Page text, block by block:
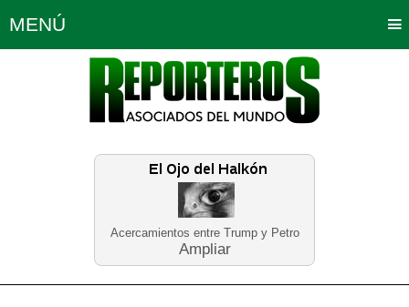
Acercamientos entre Trump y Petro
Ampliar
MENÚ
Política Opinión Bogotá
Planeta Tierra Deportes
Educación Neira